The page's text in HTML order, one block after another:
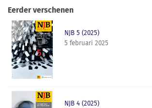
Eerder verschenen
NJB 5 (2025)
5 februari 2025
NJB 4 (2025)